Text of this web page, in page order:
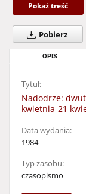
Pokaż treść
Pobierz
OPIS
Tytuł:
Nadodrze:
kwietnia-21
Data wydania:
1984
Typ zasobu:
czasopismo